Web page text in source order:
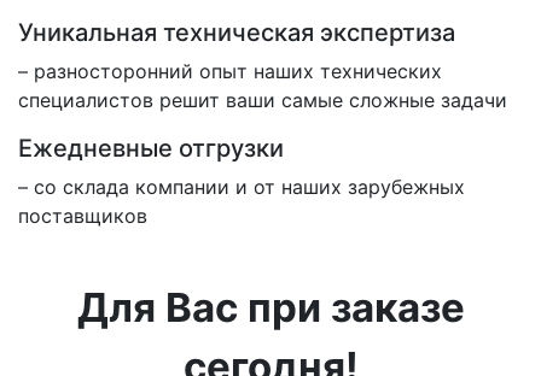
Уникальная техническая экспертиза
– разносторонний опыт наших технических
специалистов решит ваши самые сложные задачи
Ежедневные отгрузки
– со склада компании и от наших зарубежных
поставщиков
Для Вас при заказе
сегодня!